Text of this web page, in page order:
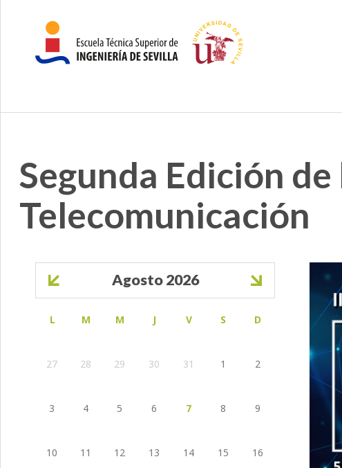
Segunda Edición
Telecomunicación
Agosto 2026
L M M J V S D
27 28 29 30 31 1 2
3 4 5 6 7 8 9
10 11 12 13 14 15 16